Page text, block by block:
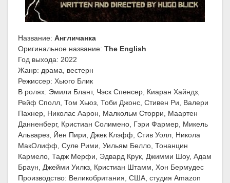
Название: Англичанка
Оригинальное название: The English
Год выхода: 2022
Жанр: драма, вестерн
Режиссер: Хьюго Блик
В ролях: Эмили Блант, Чэск Спенсер, Киаран Хайндз,
Рейф Сполл, Том Хьюз, Тоби Джонс, Стивен Ри, Валери
Пахнер, Николас Аарон, Малкольм Сторри, Маартен
Данненберг, Кристиан Солимено, Гэри Фармер, Микель
Альварез, Йен Пири, Джек Клэфф, Стив Уолл, Никола
МакОлифф, Суле Рими, Уильям Белло, Тонанцин
Кармело, Тадж Мерфи, Эдвард Крук, Джимми Шоу, Адам
Браун, Джейми Уилкз, Кристиан Штамм, Хон Бермудес
Производство: Великобритания, США, студия Amazon